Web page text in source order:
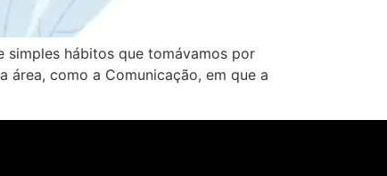
simples hábitos que tomávamos por
como a Comunicação, em que a